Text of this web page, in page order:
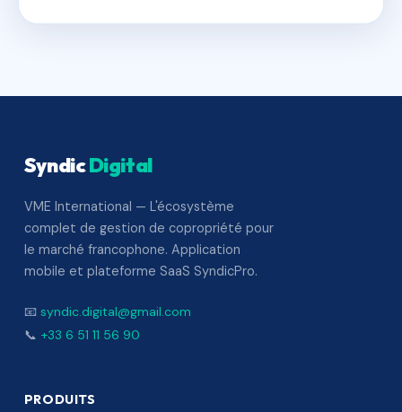
SyndicDigital
VME International — L'écosystème
complet de gestion de copropriété pour
le marché francophone. Application
mobile et plateforme SaaS SyndicPro.
📧 syndic.digital@gmail.com
📞 +33 6 51 11 56 90
PRODUITS